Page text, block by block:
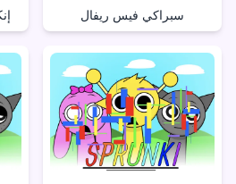
سبراكي فيس ريفال